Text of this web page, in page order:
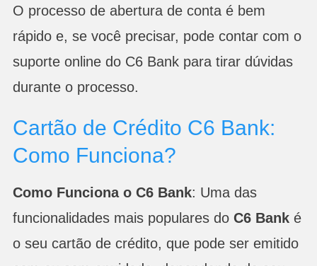
O processo de abertura de conta é bem
rápido e, se você precisar, pode contar com o
suporte online do C6 Bank para tirar dúvidas
durante o processo.
Cartão de Crédito C6 Bank:
Como Funciona?
Como Funciona o C6 Bank: Uma das
funcionalidades mais populares do C6 Banké
o seu cartão de crédito, que pode ser emitido